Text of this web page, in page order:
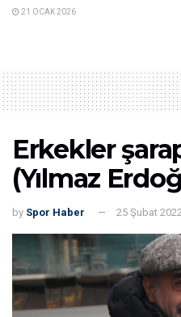
21 OCAK 2026
Erkekler
(Yılmaz
by Spor Haber 25 Şubat 2022